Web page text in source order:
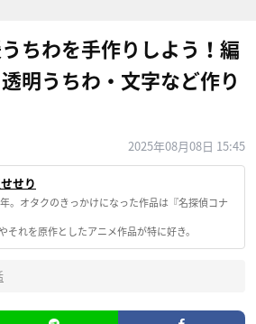
うちわを手作りしよう！編
明うちわ・文字など作り
2025年08月08日 15:45
せり
。オタクのきっかけになった作品は『名探偵コナ
それを原作としたアニメ作品が特に好き。